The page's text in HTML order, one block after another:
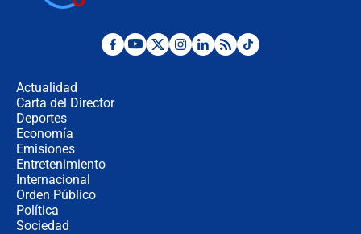
Posesión de Abelardo De La Espriella
Actualidad
Carta del Director
Deportes
Economía
Emisiones
Entretenimiento
Internacional
Orden Público
Política
Sociedad